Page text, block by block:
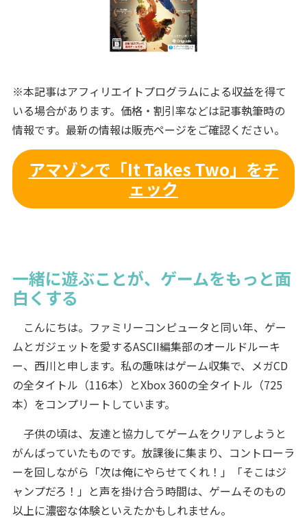
※本記事はアフィリエイトプログラムによる収益を得て
いる場合があります。価格・割引率などは記事執筆時の
情報です。最新の情報は販売ページをご確認ください。
アマゾンで「It Takes Two」をチ
ェック
一緒に遊ぶことが、ゲームをもっと面
白くする
こんにちは。ファミリーコンピュータと同い年、ゲー
ムとガジェットを愛するASCII編集部のオールドルーキ
ー、西川と申します。私の趣味はゲーム収集で、メガCD
の全タイトル（116本）とXbox 360の全タイトル（725
本）をコンプリートしています。
子供の頃は、友達と協力してゲームをクリアしようと
がんばっていたものです。放課後に集まり、コントローラ
ーを回しながら「次は俺にやらせてくれ！」「そこはジ
ャンプだろ！」と声を掛け合う時間は、ゲームそのもの
以上に濃密な体験といえたかもしれません。